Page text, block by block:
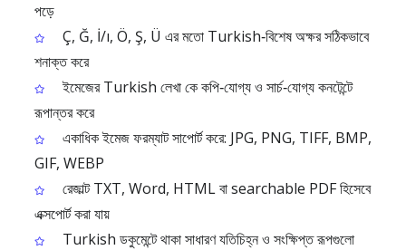
পড়ে
Ç, Ğ, İ/ı, Ö, Ş, Ü এর মতো Turkish‑বিশেষ অক্ষর সঠিকভাবে
শনাক্ত করে
ইমেজের Turkish লেখা কে কপি‑যোগ্য ও সার্চ‑যোগ্য কনটেন্টে
রূপান্তর করে
একাধিক ইমেজ ফরম্যাট সাপোর্ট করে: JPG, PNG, TIFF, BMP,
GIF, WEBP
রেজাল্ট TXT, Word, HTML বা searchable PDF হিসেবে
এক্সপোর্ট করা যায়
Turkish ডকুমেন্টে থাকা সাধারণ যতিচিহ্ন ও সংক্ষিপ্ত রূপগুলো